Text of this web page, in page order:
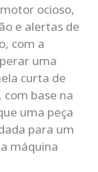
ocioso,
e alertas de
com a
uma
curta de
base na
uma peça
para um
máquina